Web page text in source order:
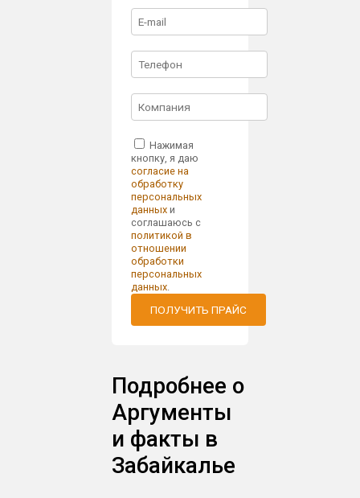
Нажимая
кнопку, я даю
согласие на
обработку
персональных
данныхи
соглашаюсь с
политикой в
отношении
обработки
персональных
данных.
ПОЛУЧИТЬ ПРАЙС
Подробнее о
Аргументы
и факты в
Забайкалье